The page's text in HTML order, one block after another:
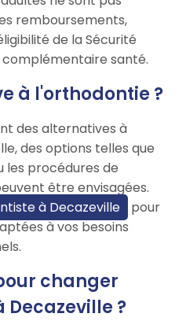
remboursements,
de la Sécurité
santé.
à l'orthodontie ?
des alternatives à
des options telles que
les procédures de
être envisagées.
à Decazeville
pour
à vos besoins
changer
?